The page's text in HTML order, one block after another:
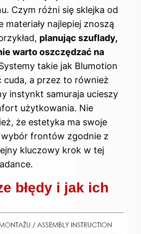
Czym różni się sklejka od
materiały najlepiej znoszą
planując szuflady,
warto oszczędzać na
takie jak Blumotion
cuda, a przez to również
instynkt samuraja ucieszy
użytkowania. Nie
że estetyka ma swoje
frontów zgodnie z
kluczowy krok w tej
błędy i jak ich